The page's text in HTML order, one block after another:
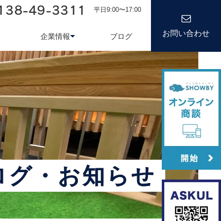
システム kond 光回線
いて 新卒採用
企業情報
会社情報
ブログ
49-3311 平日9:00〜17:00
お問い合わせ
グ・お知らせ